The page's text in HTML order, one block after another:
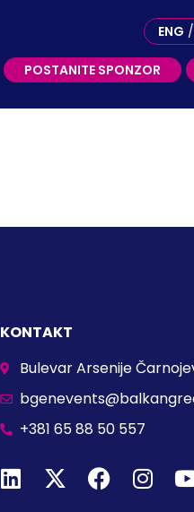
ENG /
POSTANITE SPONZOR
KONTAKT
Bulevar Arsenije
+381 65 88 50 557